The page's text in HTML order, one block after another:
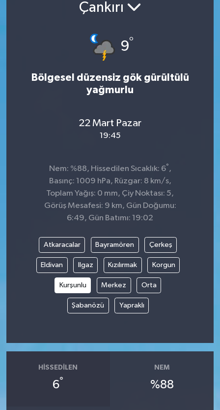
Çankırı
9°
Bölgesel düzensiz gök gürültülü
yağmurlu
22 Mart Pazar
19:45
Nem: %88, Hissedilen Sıcaklık: 6° ,
Basınç: 1009 hPa, Rüzgar: 8 km/s,
Toplam Yağış: 0 mm, Çiy Noktası: 5,
Görüş Mesafesi: 9 km, Gün Doğumu:
6:49, Gün Batımı: 19:02
Atkaracalar Bayramören Çerkeş
Eldivan Ilgaz Kızılırmak Korgun
Kurşunlu Merkez Orta
Şabanözü Yapraklı
HISSEDILEN
6°
NEM
%88